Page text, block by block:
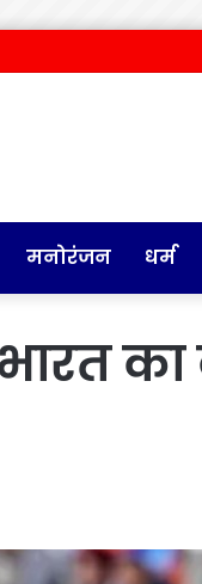
मनोरंजन धर्म
का